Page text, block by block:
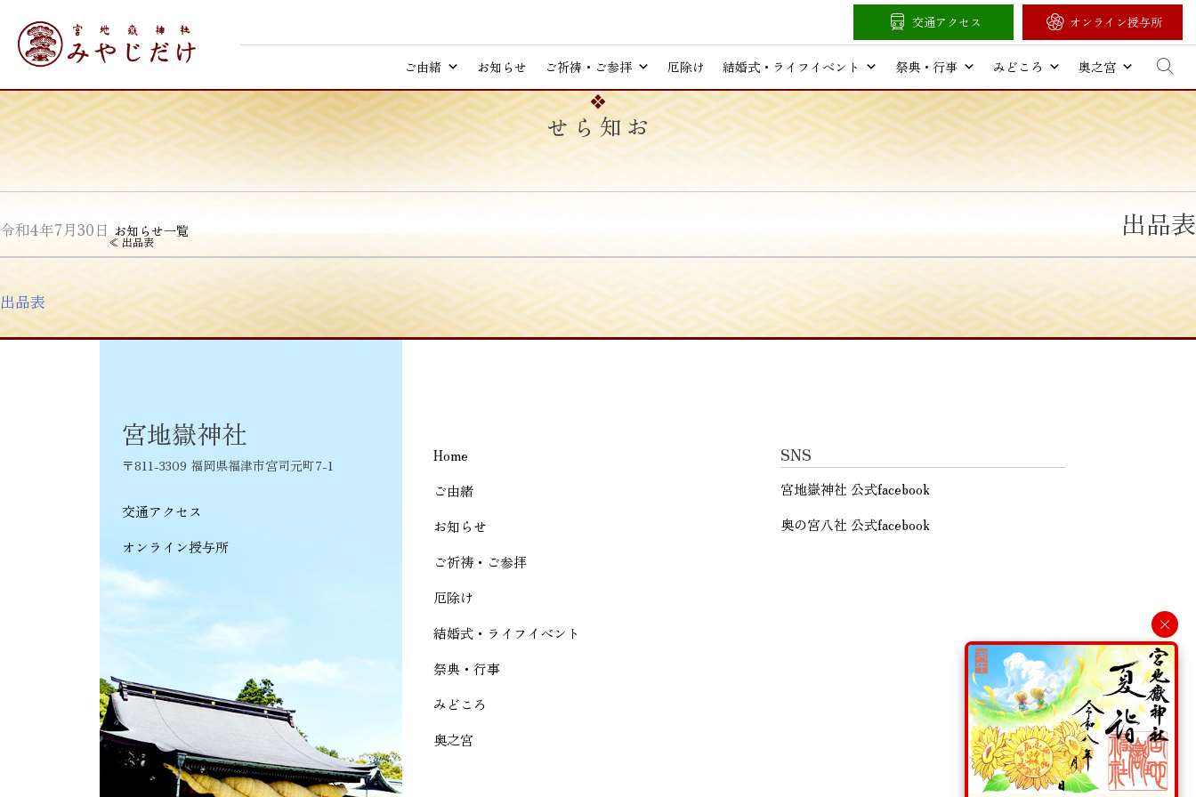
content
ご由緒 お知らせ ご祈祷・ご参拝 厄除け 結婚式・ライフイベント 祭典・行事 みどころ 奥之宮
交通アクセス オンライン授与所
お知らせ
令和4年7月30日 お知らせ一覧 出品表
出品表
投
ナ
ビ
シ
ョ
ン
≪ 出品表
Home
ご由緒
お知らせ
ご祈祷・ご参拝
厄除け
結婚式・ライフイベント
祭典・行事
みどころ
奥之宮
SNS
宮地嶽神社 公式facebook
奥の宮八社 公式facebook
宮地嶽神社
〒811-3309 福岡県福津市宮司元町7-1
交通アクセス
オンライン授与所
×